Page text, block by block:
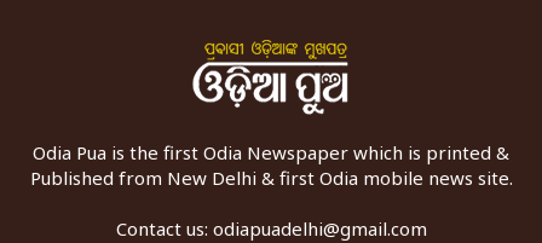
Odia Pua is the first Odia Newspaper which is printed &
Published from New Delhi & first Odia mobile news site.
Contact us: odiapuadelhi@gmail.com